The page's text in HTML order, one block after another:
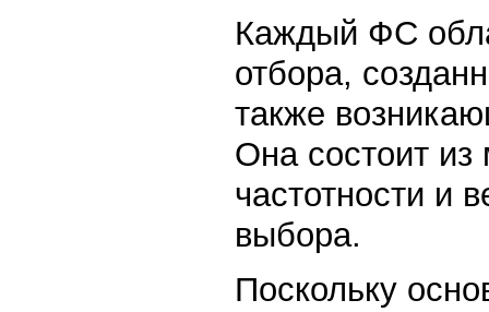
Каждый ФС
отбора,
также
Она состоит
частотности и
выбора.
Поскольку